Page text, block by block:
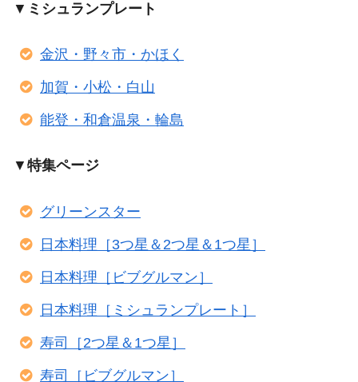
▼ ミシュランプレート
金沢・野々市・かほく
加賀・小松・白山
能登・和倉温泉・輪島
▼ 特集ページ
グリーンスター
日本料理［3つ星＆2つ星＆1つ星］
日本料理［ビブグルマン］
日本料理［ミシュランプレート］
寿司［2つ星＆1つ星］
寿司［ビブグルマン］